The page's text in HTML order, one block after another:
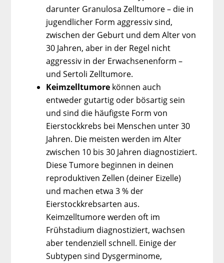
darunter Granulosa Zelltumore – die in
jugendlicher Form aggressiv sind,
zwischen der Geburt und dem Alter von
30 Jahren, aber in der Regel nicht
aggressiv in der Erwachsenenform –
und Sertoli Zelltumore.
Keimzelltumore können auch
entweder gutartig oder bösartig sein
und sind die häufigste Form von
Eierstockkrebs bei Menschen unter 30
Jahren. Die meisten werden im Alter
zwischen 10 bis 30 Jahren diagnostiziert.
Diese Tumore beginnen in deinen
reproduktiven Zellen (deiner Eizelle)
und machen etwa 3 % der
Eierstockkrebsarten aus.
Keimzelltumore werden oft im
Frühstadium diagnostiziert, wachsen
aber tendenziell schnell. Einige der
Subtypen sind Dysgerminome,